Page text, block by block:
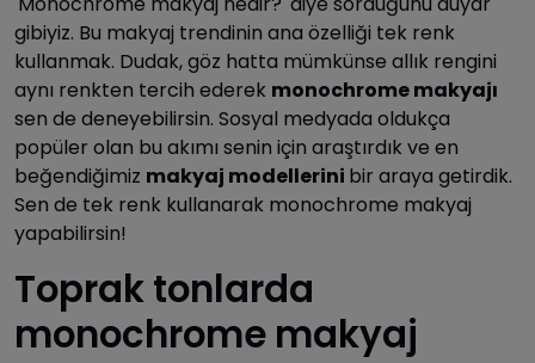
gibiyiz. Bu makyaj trendinin ana özelliği tek renk
kullanmak. Dudak, göz hatta mümkünse allık rengini
aynı renkten tercih ederek monochrome makyajı
sen de deneyebilirsin. Sosyal medyada oldukça
popüler olan bu akımı senin için araştırdık ve en
beğendiğimiz makyaj modellerini bir araya getirdik.
Sen de tek renk kullanarak monochrome makyaj
yapabilirsin!
Toprak tonlarda
monochrome makyaj